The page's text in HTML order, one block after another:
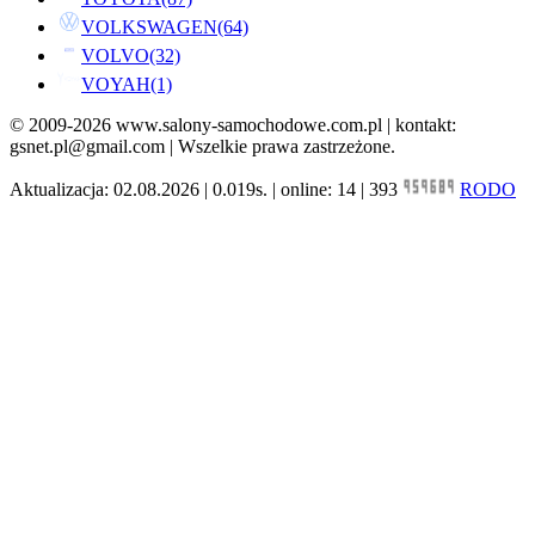
VOLKSWAGEN(64)
VOLVO(32)
VOYAH(1)
© 2009-2026 www.salony-samochodowe.com.pl | kontakt:
gsnet.pl@gmail.com | Wszelkie prawa zastrzeżone.
Aktualizacja: 02.08.2026 | 0.019s. | online: 14 | 393 RODO